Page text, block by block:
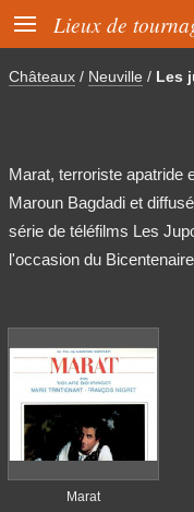
 Lieux de
Châteaux / Neuville / Les
Marat, terroriste apatride
Maroun Bagdadi et
série de téléfilms Les
l'occasion du
Marat